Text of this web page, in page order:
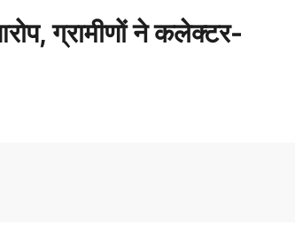
ग्रामीणों ने कलेक्टर-